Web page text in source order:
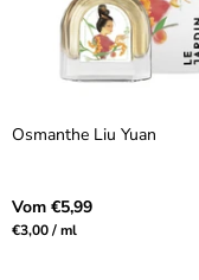
Osmanthe Liu Yuan
Regulärer
Preis
Vom €5,99
Preis
€3,00/pro
ml